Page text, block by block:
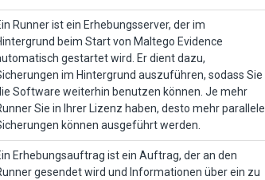
Runner ist ein Erhebungsserver, der im
beim Start von Maltego Evidence
gestartet wird. Er dient dazu,
im Hintergrund auszuführen, sodass Sie
Software weiterhin benutzen können. Je mehr
Sie in Ihrer Lizenz haben, desto mehr parallele
können ausgeführt werden.
Erhebungsauftrag ist ein Auftrag, der an den
gesendet wird und Informationen über ein zu